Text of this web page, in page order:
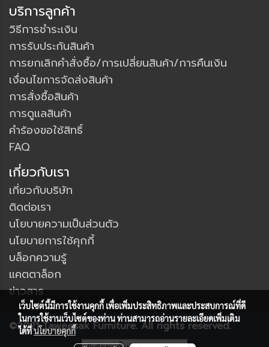
บริการลูกค้า
วิธีการชำระเงิน
การรับประกันสินค้า
การยกเลิกคำสั่งซื้อ/การเปลี่ยนสินค้า/การคืนเงิน
เงื่อนไขการจัดส่งสินค้า
การสั่งซื้อสินค้า
การดูแลสินค้า
คำร้องขอใช้สิทธิ์
FAQ
เกี่ยวกับเรา
เกี่ยวกับบริษัท
ติดต่อเรา
นโยบายความเป็นส่วนตัว
นโยบายการใช้คุกกี้
บล็อกความรู้
แคตตาล็อก
ข่าวสาร
©2021 Taweesak Furniture. All rights reserved.
เว็บไซต์นี้มีการใช้งานคุกกี้ เพื่อเพิ่มประสิทธิภาพและประสบการณ์ที่ดี
ในการใช้งานเว็บไซต์ของท่าน ท่านสามารถอ่านรายละเอียดเพิ่มเติม
ได้ที่นโยบายคุกกี้